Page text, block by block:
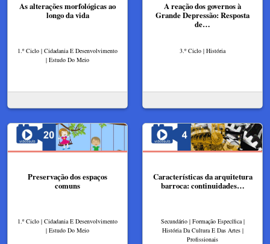
As alterações morfológicas ao
longo da vida
1.º Ciclo | Cidadania E Desenvolvimento
| Estudo Do Meio
A reação dos governos à
Grande Depressão: Resposta
de…
3.º Ciclo | História
Preservação dos espaços
comuns
1.º Ciclo | Cidadania E Desenvolvimento
| Estudo Do Meio
Características da arquitetura
barroca: continuidades…
Secundário | Formação Específica |
História Da Cultura E Das Artes |
Profissionais